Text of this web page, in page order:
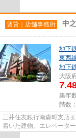
賃貸｜店舗事務所 中
地下
東西
地下
大阪
築年
階数
三井住友銀行南森町支店
着いた建物。エレベータ